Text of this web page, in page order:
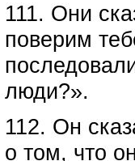
111. Они
поверим
люди?».
112. Он
о том, что